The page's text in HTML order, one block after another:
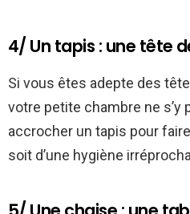
4/ Un tapis : une tête
Si vous êtes adepte des
votre petite chambre ne s’y
accrocher un tapis pour
soit d’une hygiène